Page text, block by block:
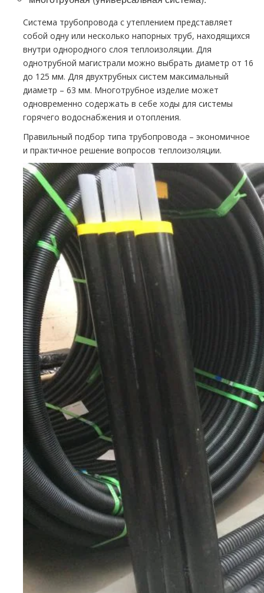
Система трубопровода с утеплением представляет
собой одну или несколько напорных труб, находящихся
внутри однородного слоя теплоизоляции. Для
однотрубной магистрали можно выбрать диаметр от 16
до 125 мм. Для двухтрубных систем максимальный
диаметр – 63 мм. Многотрубное изделие может
одновременно содержать в себе ходы для системы
горячего водоснабжения и отопления.
Правильный подбор типа трубопровода – экономичное
и практичное решение вопросов теплоизоляции.